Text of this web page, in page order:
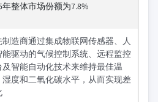
年整体市场份额为7.8%
制造商通过集成物联网传感器、人
能驱动的气候控制系统、远程监控
及智能自动化技术来维持最佳温
湿度和二氧化碳水平，从而实现差